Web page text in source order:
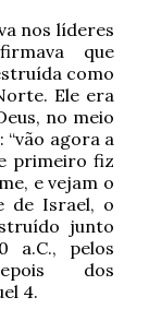
nos líderes
que
como
Ele era
no meio
“vão agora a
primeiro fiz
e vejam o
de Israel, o
junto
a.C., pelos
dos
4.